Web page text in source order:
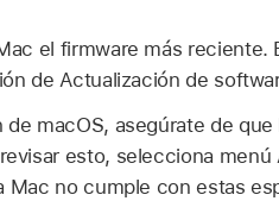
el firmware más reciente.
de Actualización de
macOS, asegúrate de
esto, selecciona menú
Mac no cumple con estas